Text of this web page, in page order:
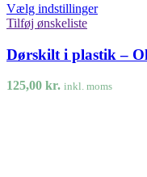
Vælg indstillinger
Tilføj ønskeliste
Dørskilt i plastik –
125,00 kr. inkl. moms